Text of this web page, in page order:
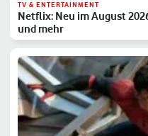
TV & ENTERTAINMENT
Netflix: Neu im August
und mehr